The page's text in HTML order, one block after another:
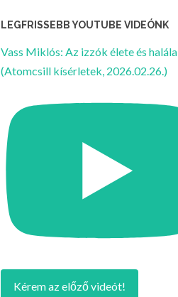
LEGFRISSEBB YOUTUBE VIDEÓNK
Vass Miklós: Az izzók élete és halála
(Atomcsill kísérletek, 2026.02.26.)
Kérem az előző videót!